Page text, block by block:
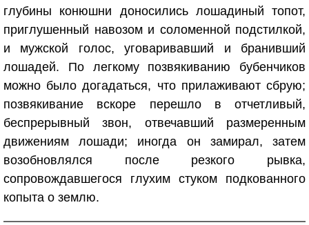
глубины конюшни доносились лошадиный топот,
приглушенный навозом и соломенной подстилкой,
и мужской голос, уговаривавший и бранивший
лошадей. По легкому позвякиванию бубенчиков
можно было догадаться, что прилаживают сбрую;
позвякивание вскоре перешло в отчетливый,
беспрерывный звон, отвечавший размеренным
движениям лошади; иногда он замирал, затем
возобновлялся после резкого рывка,
сопровождавшегося глухим стуком подкованного
копыта о землю.